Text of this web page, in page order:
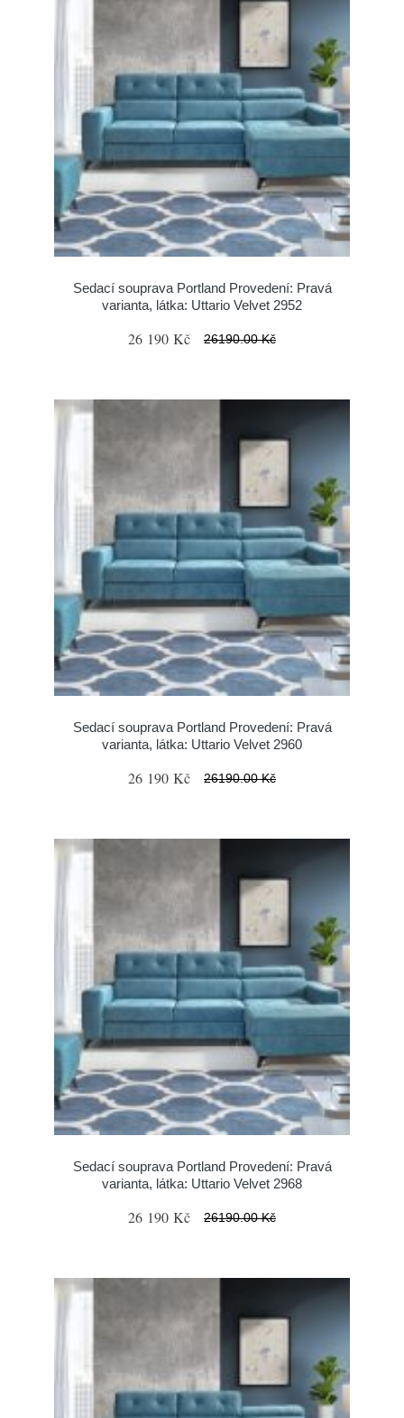
Sedací souprava Portland Provedení: Pravá
varianta, látka: Uttario Velvet 2952
26 190 Kč 26190.00 Kč
Sedací souprava Portland Provedení: Pravá
varianta, látka: Uttario Velvet 2960
26 190 Kč 26190.00 Kč
Sedací souprava Portland Provedení: Pravá
varianta, látka: Uttario Velvet 2968
26 190 Kč 26190.00 Kč